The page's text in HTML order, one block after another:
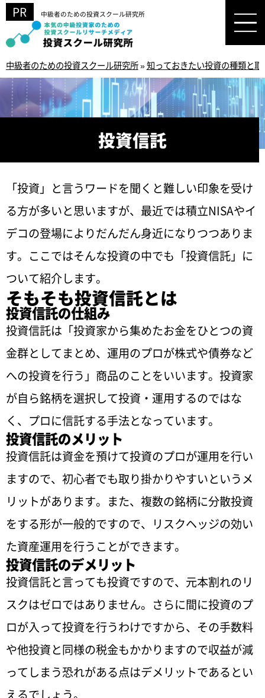
中級者のための投資スクール研究所
中級者のための投資スクール研究所»知っておきたい投資の種類と
投資信託
「投資」と言うワードを聞くと難しい印象を受け
る方が多いと思いますが、最近では積立NISAやイ
デコの登場によりだんだん身近になりつつありま
す。ここではそんな投資の中でも「投資信託」に
ついて紹介します。
そもそも投資信託とは
投資信託の仕組み
投資信託は「投資家から集めたお金をひとつの資
金群としてまとめ、運用のプロが株式や債券など
への投資を行う」商品のことをいいます。投資家
が自ら銘柄を選択して投資・運用するのではな
く、プロに信託する手法となっています。
投資信託のメリット
投資信託は資金を預けて投資のプロが運用を行い
ますので、初心者でも取り掛かりやすいというメ
リットがあります。また、複数の銘柄に分散投資
をする形が一般的ですので、リスクヘッジの効い
た資産運用を行うことができます。
投資信託のデメリット
投資信託と言っても投資ですので、元本割れのリ
スクはゼロではありません。さらに間に投資のプ
ロが入って投資を行うわけですから、その手数料
や他投資と同様の税金もかかりますので収益が減
ってしまう恐れがある点はデメリットであるとい
えるでしょう。